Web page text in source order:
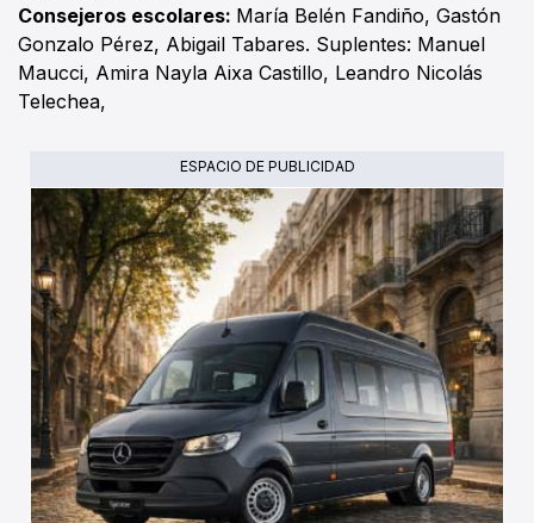
Consejeros escolares: María Belén Fandiño, Gastón
Gonzalo Pérez, Abigail Tabares. Suplentes: Manuel
Maucci, Amira Nayla Aixa Castillo, Leandro Nicolás
Telechea,
ESPACIO DE PUBLICIDAD